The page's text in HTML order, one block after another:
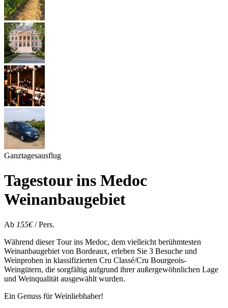
Ganztagesausflug
Tagestour ins Medoc
Weinanbaugebiet
Ab 155€/ Pers.
Während dieser Tour ins Medoc, dem vielleicht berühmtesten
Weinanbaugebiet von Bordeaux, erleben Sie 3 Besuche und
Weinproben in klassifizierten Cru Classé/Cru Bourgeois-
Weingütern, die sorgfältig aufgrund ihrer außergewöhnlichen Lage
und Weinqualität ausgewählt wurden.
Ein Genuss für Weinliebhaber!